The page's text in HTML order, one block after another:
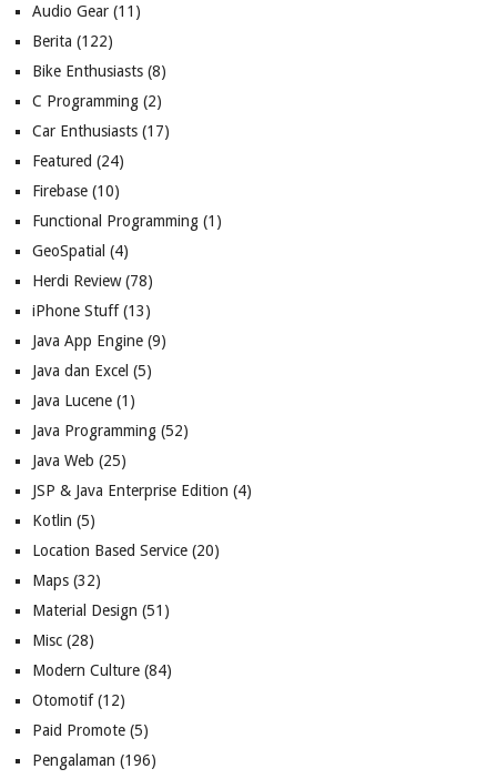
Audio Gear(11)
Berita (122)
Bike Enthusiasts(8)
C Programming(2)
Car Enthusiasts(17)
Featured (24)
Firebase(10)
Functional Programming(1)
GeoSpatial (4)
Herdi Review(78)
iPhone Stuff(13)
Java App Engine(9)
Java dan Excel (5)
Java Lucene(1)
Java Programming(52)
Java Web (25)
JSP & Java Enterprise Edition (4)
Kotlin (5)
Location Based Service(20)
Maps(32)
Material Design (51)
Misc(28)
Modern Culture(84)
Otomotif(12)
Paid Promote(5)
Pengalaman (196)